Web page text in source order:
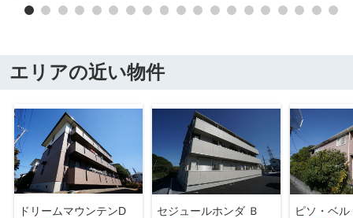
エリアの近い物件
ドリームマウンテンD
セジュールホンダ Ｂ
ピソ・ベ